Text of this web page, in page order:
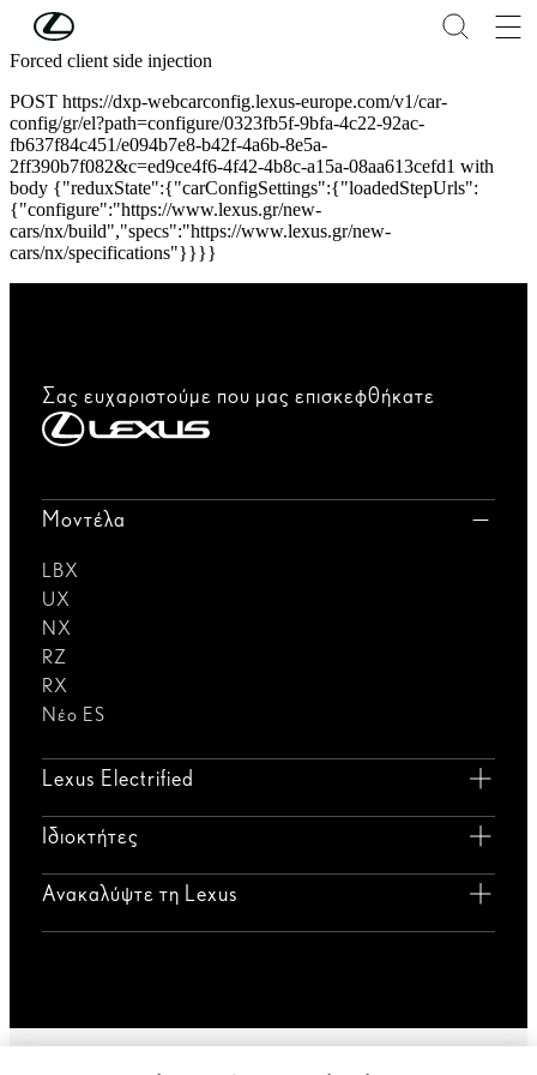
Συνέχεια στο κύριο περιεχόμενο
Forced client side injection
POST https://dxp-webcarconfig.lexus-europe.com/v1/car-
config/gr/el?path=configure/0323fb5f-9bfa-4c22-92ac-
fb637f84c451/e094b7e8-b42f-4a6b-8e5a-
2ff390b7f082&c=ed9ce4f6-4f42-4b8c-a15a-08aa613cefd1 with
body {"reduxState":{"carConfigSettings":{"loadedStepUrls":
{"configure":"https://www.lexus.gr/new-
cars/nx/build","specs":"https://www.lexus.gr/new-
cars/nx/specifications"}}}}
Σας ευχαριστούμε που μας επισκεφθήκατε
Μοντέλα
LBX
UX
NX
RZ
RX
Νέο ES
Lexus Electrified
Ιδιοκτήτες
Ανακαλύψτε τη Lexus